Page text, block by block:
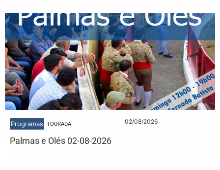
Programas TOURADA 02/08/2026
Palmas e Olés 02-08-2026